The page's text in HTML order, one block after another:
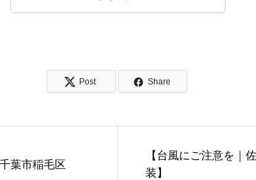
Post Share
葉市稲毛区
【台風にご注意を｜
装】